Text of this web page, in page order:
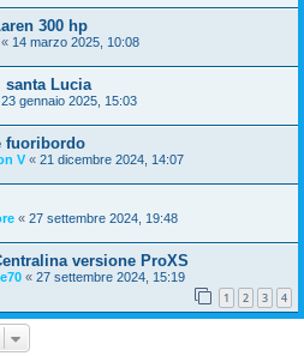
300 hp
« 14 marzo 2025, 10:08
santa Lucia
23 gennaio 2025, 15:03
fuoribordo
V « 21 dicembre 2024, 14:07
« 27 settembre 2024, 19:48
versione ProXS
« 27 settembre 2024, 15:19
1 2 3 4